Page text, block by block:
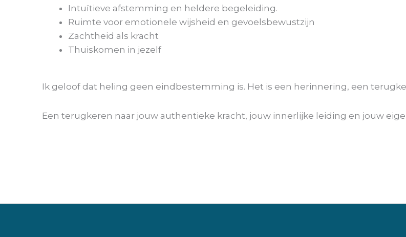
Intuïtieve afstemming en heldere begeleiding.
Ruimte voor emotionele wijsheid en gevoelsbewustzijn
Zachtheid als kracht
Thuiskomen in jezelf
Ik geloof dat heling geen eindbestemming is. Het is een herinnering, een
Een terugkeren naar jouw authentieke kracht, jouw innerlijke leiding en jouw